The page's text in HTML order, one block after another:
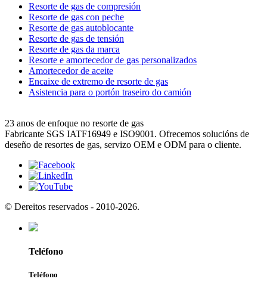
Resorte de gas de compresión
Resorte de gas con peche
Resorte de gas autoblocante
Resorte de gas de tensión
Resorte de gas da marca
Resorte e amortecedor de gas personalizados
Amortecedor de aceite
Encaixe de extremo de resorte de gas
Asistencia para o portón traseiro do camión
23 anos de enfoque no resorte de gas
Fabricante SGS IATF16949 e ISO9001. Ofrecemos solucións de
deseño de resortes de gas, servizo OEM e ODM para o cliente.
© Dereitos reservados - 2010-2026.
Teléfono
Teléfono